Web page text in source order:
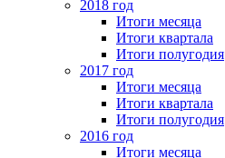
2018 год
Итоги месяца
Итоги квартала
Итоги полугодия
2017 год
Итоги месяца
Итоги квартала
Итоги полугодия
2016 год
Итоги месяца